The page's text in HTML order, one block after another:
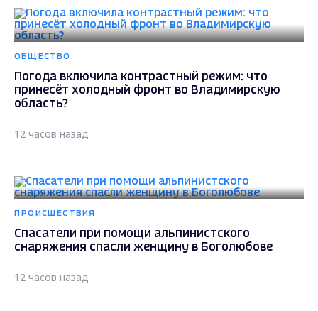
ОБЩЕСТВО
Погода включила контрастный режим: что
принесёт холодный фронт во Владимирскую
область?
12 часов назад
ПРОИСШЕСТВИЯ
Спасатели при помощи альпинистского
снаряжения спасли женщину в Боголюбове
12 часов назад